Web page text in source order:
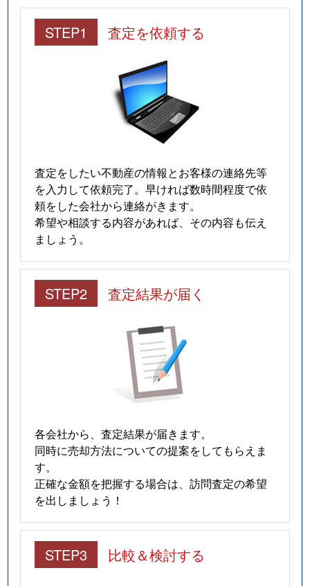
STEP1 査定を依頼する
査定をしたい不動産の情報とお客様の連絡先等
を入力して依頼完了。早ければ数時間程度で依
頼をした会社から連絡がきます。
希望や相談する内容があれば、その内容も伝え
ましょう。
STEP2 査定結果が届く
各会社から、査定結果が届きます。
同時に売却方法についての提案をしてもらえま
す。
正確な金額を把握する場合は、訪問査定の希望
を出しましょう！
STEP3 比較＆検討する